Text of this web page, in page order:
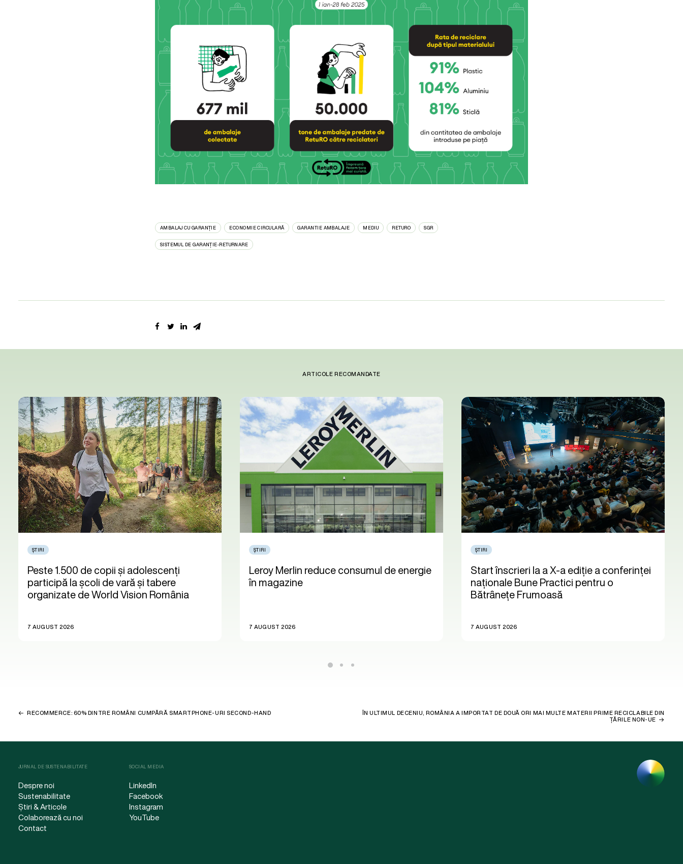
AMBALAJ CU GARANȚIE ECONOMIE CIRCULARĂ GARANTIE AMBALAJE MEDIU RETURO SGR
SISTEMUL DE GARANȚIE-RETURNARE
ARTICOLE RECOMANDATE
ȘTIRI
Peste 1.500 de copii și adolescenți
participă la școli de vară și tabere
organizate de World Vision România
7 AUGUST 2026
ȘTIRI
Leroy Merlin reduce consumul de energie
în magazine
7 AUGUST 2026
ȘTIRI
Start înscrieri la a X-a ediție a conferinței
naționale Bune Practici pentru o
Bătrânețe Frumoasă
7 AUGUST 2026
RECOMMERCE: 60% DINTRE ROMÂNI CUMPĂRĂ SMARTPHONE-URI SECOND-HAND
ÎN ULTIMUL DECENIU, ROMÂNIA A IMPORTAT DE DOUĂ ORI MAI MULTE MATERII PRIME RECICLABILE DIN
ȚĂRILE NON-UE
JURNAL DE SUSTENABILITATE
Despre noi
Sustenabilitate
Știri & Articole
Colaborează cu noi
Contact
SOCIAL MEDIA
LinkedIn
Facebook
Instagram
YouTube